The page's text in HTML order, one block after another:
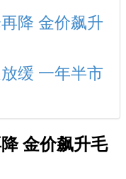
降 金价飙升
缓 一年半市
金价飙升毛